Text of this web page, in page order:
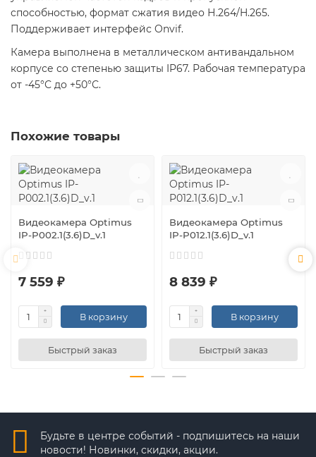
способностью, формат сжатия видео Н.264/H.265.
Поддерживает интерфейс Onvif.
Камера выполнена в металлическом антивандальном
корпусе со степенью защиты IP67. Рабочая температура
от -45°С до +50°С.
Похожие товары
Видеокамера Optimus
IP-P002.1(3.6)D_v.1
7 559 ₽
В корзину
Быстрый заказ
Видеокамера Optimus
IP-P012.1(3.6)D_v.1
8 839 ₽
В корзину
Быстрый заказ
Будьте в центре событий - подпишитесь на наши
новости! Новинки, скидки, акции.